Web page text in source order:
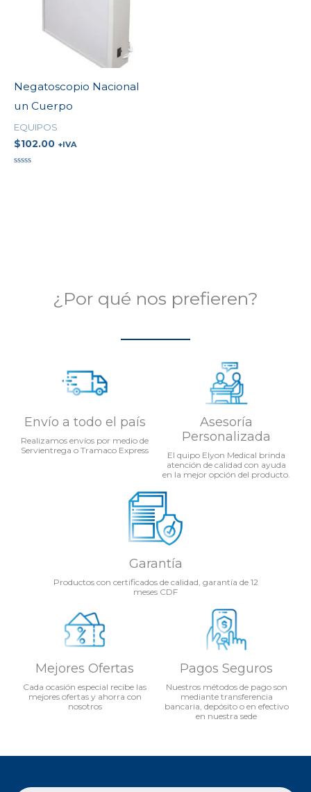
Negatoscopio Nacional
un Cuerpo
EQUIPOS
$102.00 +IVA
¿Por qué nos prefieren?
Envío a todo el país
Realizamos envíos por medio de
Servientrega o Tramaco Express
Asesoría
Personalizada
El quipo Elyon Medical brinda
atención de calidad con ayuda
en la mejor opción del producto.
Garantía
Productos con certificados de calidad, garantía de 12
meses CDF
Mejores Ofertas
Cada ocasión especial recibe las
mejores ofertas y ahorra con
nosotros
Pagos Seguros
Nuestros métodos de pago son
mediante transferencia
bancaria, depósito o en efectivo
en nuestra sede